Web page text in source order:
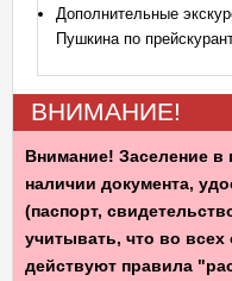
Дополнительные
Пушкина по
ВНИМАНИЕ!
Внимание! Заселение в
наличии документа,
(паспорт,
учитывать, что во
действуют правила